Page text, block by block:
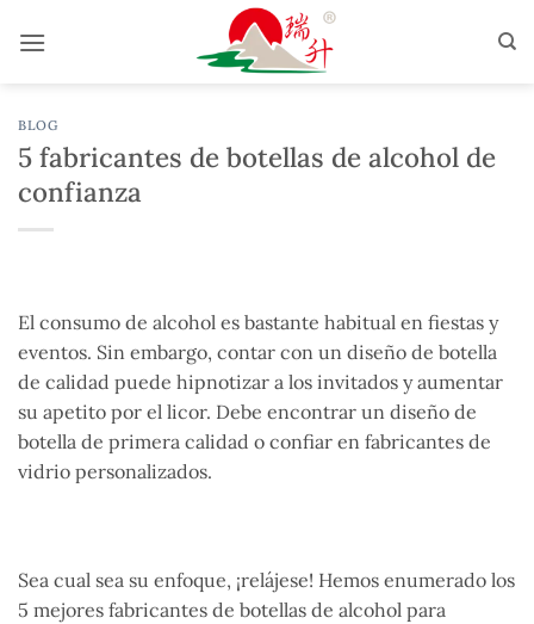
BLOG
5 fabricantes de botellas de alcohol de
confianza
El consumo de alcohol es bastante habitual en fiestas y
eventos. Sin embargo, contar con un diseño de botella
de calidad puede hipnotizar a los invitados y aumentar
su apetito por el licor. Debe encontrar un diseño de
botella de primera calidad o confiar en fabricantes de
vidrio personalizados.
Sea cual sea su enfoque, ¡relájese! Hemos enumerado los
5 mejores fabricantes de botellas de alcohol para